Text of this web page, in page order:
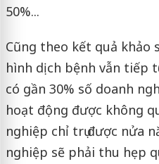
50%...
Cũng theo kết quả khảo
hình dịch bệnh vẫn tiếp
có gần 30% số doanh
hoạt động được không
nghiệp chỉ trụ được nửa
nghiệp sẽ phải thu hẹp